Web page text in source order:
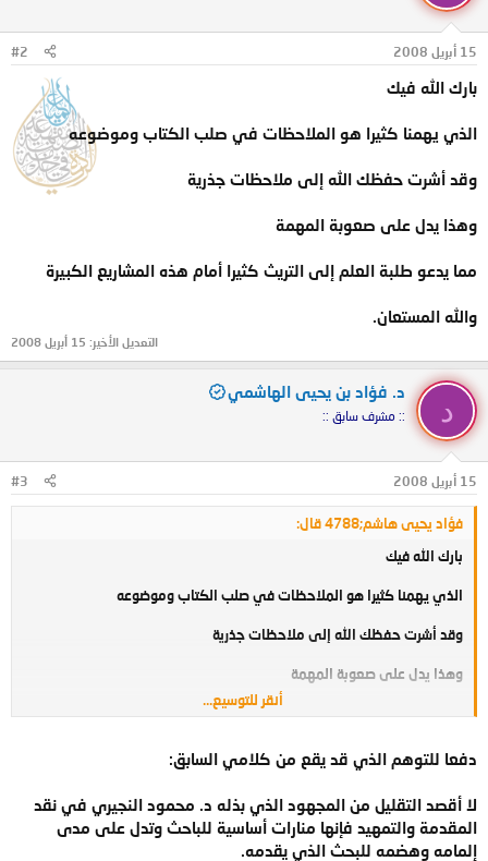
15 أبريل 2008 #2
بارك الله فيك
الذي يهمنا كثيرا هو الملاحظات في صلب الكتاب وموضوعه
وقد أشرت حفظك الله إلى ملاحظات جذرية
وهذا يدل على صعوبة المهمة
مما يدعو طلبة العلم إلى التريث كثيرا أمام هذه المشاريع الكبيرة
والله المستعان.
التعديل الأخير: 15 أبريل 2008
د
د. فؤاد بن يحيى الهاشمي
:: مشرف سابق ::
15 أبريل 2008 #3
فؤاد يحيى هاشم;4788 قال:
بارك الله فيك
الذي يهمنا كثيرا هو الملاحظات في صلب الكتاب وموضوعه
وقد أشرت حفظك الله إلى ملاحظات جذرية
وهذا يدل على صعوبة المهمة
مما يدعو طلبة العلم إلى التريث كثيرا أمام هذه المشاريع الكبيرة
والله المستعان.
أنقر للتوسيع...
دفعا للتوهم الذي قد يقع من كلامي السابق:
لا أقصد التقليل من المجهود الذي بذله د. محمود النجيري في نقد
المقدمة والتمهيد فإنها منارات أساسية للباحث وتدل على مدى
إلمامه وهضمه للبحث الذي يقدمه.